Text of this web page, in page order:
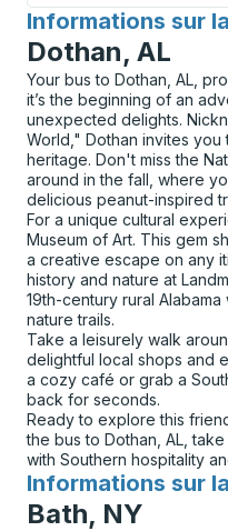
Informations sur
pour
Dothan, AL
Your bus to Dothan, AL,
it’s the beginning of an
unexpected delights.
World," Dothan invites
heritage. Don't miss the
around in the fall, where
delicious peanut-inspired
For a unique cultural
Museum of Art. This gem
a creative escape on any
history and nature at
19th-century rural
nature trails.
Take a leisurely walk
delightful local shops and
a cozy café or grab a
back for seconds.
Ready to explore this
the bus to Dothan, AL,
with Southern hospitality
Informations sur
pour
Bath, NY